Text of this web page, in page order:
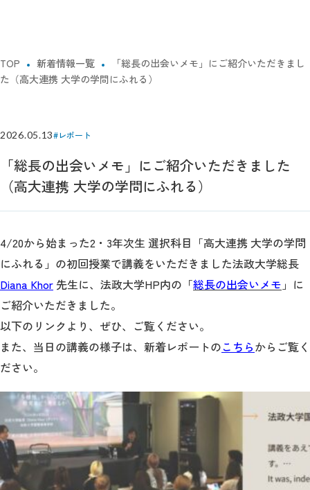
TOP 新着情報一覧
「総長の出会いメモ」にご紹介いただきまし
た（高大連携 大学の学問にふれる）
2026.05.13#レポート
「総長の出会いメモ」にご紹介いただきました
（高大連携 大学の学問にふれる）
4/20から始まった2・3年次生 選択科目「高大連携 大学の学問
にふれる」の初回授業で講義をいただきました法政大学総長
Diana Khor先生に、法政大学HP内の「総長の出会いメモ 」に
ご紹介いただきました。
以下のリンクより、ぜひ、ご覧ください。
また、当日の講義の様子は、新着レポートのこちらからご覧く
ださい。